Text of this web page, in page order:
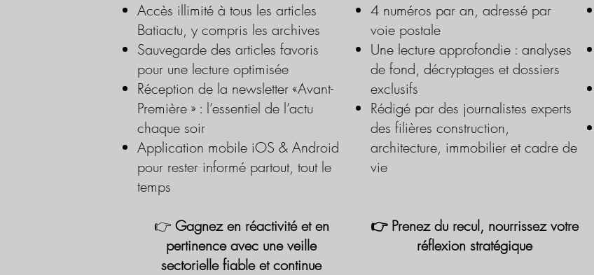
Accès illimité à tous les articles
Batiactu, y compris les archives
Sauvegarde des articles favoris
pour une lecture optimisée
Réception de la newsletter «Avant-
Première » : l’essentiel de l’actu
chaque soir
Application mobile iOS & Android
pour rester informé partout, tout le
temps
👉 Gagnez en réactivité et en
pertinence avec une veille
sectorielle fiable et continue
4 numéros par an, adressé par
voie postale
Une lecture approfondie : analyses
de fond, décryptages et dossiers
exclusifs
Rédigé par des journalistes experts
des filières construction,
architecture, immobilier et cadre de
vie
👉 Prenez du recul, nourrissez votre
réflexion stratégique